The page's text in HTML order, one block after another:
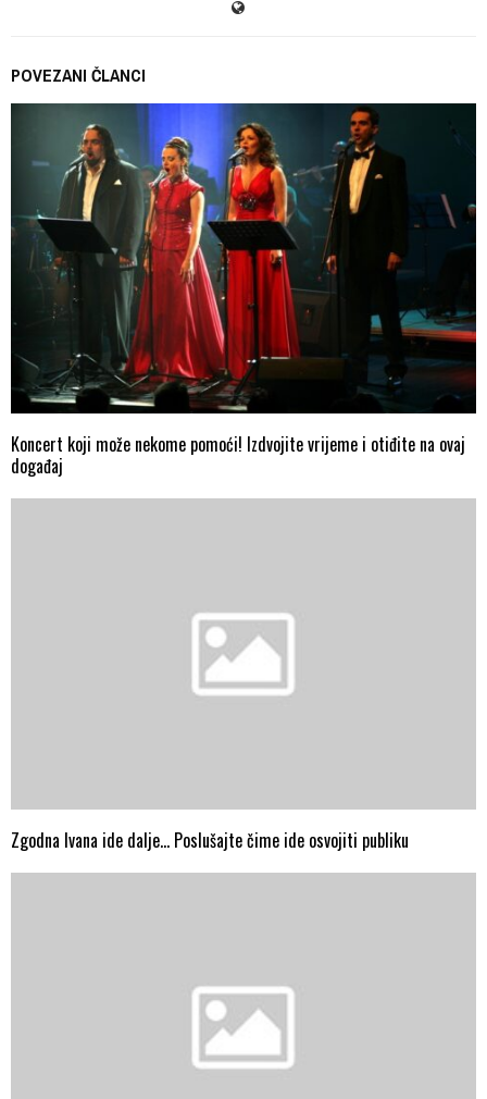
POVEZANI ČLANCI
Koncert koji može nekome pomoći! Izdvojite vrijeme i otiđite na ovaj
događaj
Zgodna Ivana ide dalje… Poslušajte čime ide osvojiti publiku